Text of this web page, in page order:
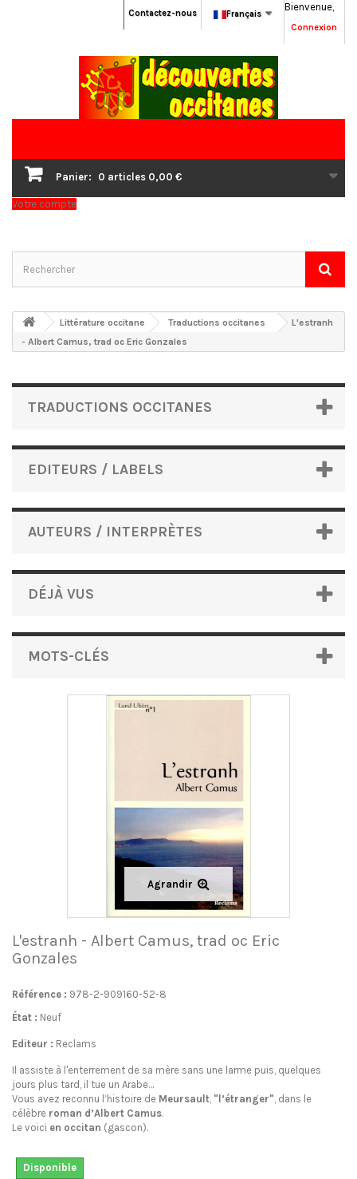
Bienvenue,
Connexion
Français
Contactez-nous
Panier: 0 articles 0,00 €
Votre compte
Littérature occitane Traductions occitanes
L'estranh
- Albert Camus, trad oc Eric Gonzales
TRADUCTIONS OCCITANES
EDITEURS / LABELS
AUTEURS / INTERPRÈTES
DÉJÀ VUS
MOTS-CLÉS
Agrandir
L'estranh - Albert Camus, trad oc Eric
Gonzales
Référence : 978-2-909160-52-8
État : Neuf
Editeur : Reclams
Il assiste à l'enterrement de sa mère sans une larme puis, quelques
jours plus tard, il tue un Arabe…
Vous avez reconnu l’histoire de Meursault, "l’étranger", dans le
célèbre roman d’Albert Camus.
Le voici en occitan (gascon).
Disponible